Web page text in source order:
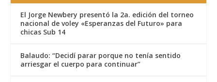
El Jorge Newbery presentó la 2a. edición del torneo
nacional de voley «Esperanzas del Futuro» para
chicas Sub 14
Balaudo: “Decidí parar porque no tenía sentido
arriesgar el cuerpo para continuar”